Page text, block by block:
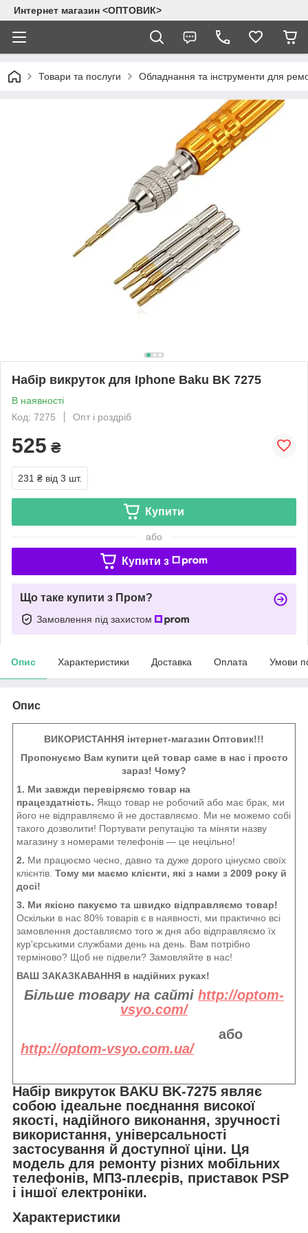
Интернет магазин <ОПТОВИК>
Товари та послуги Обладнання та інструменти для
Набір викруток для Iphone Baku BK 7275
В наявності
Код: 7275
Опт і роздріб
525 ₴
231 ₴ від 3 шт.
Купити
або
Купити з
Що таке купити з Пром?
Замовлення під захистом
Опис Характеристики Доставка Оплата Умови
Опис
ВИКОРИСТАННЯ інтернет-магазин Оптовик!!!
Пропонуємо Вам купити цей товар саме в нас і просто
зараз! Чому?
1. Ми завжди перевіряємо товар на
працездатність. Якщо товар не робочий або має брак, ми
його не відправляємо й не доставляємо. Ми не можемо собі
такого дозволити! Портувати репутацію та міняти назву
магазину з номерами телефонів — це нецільно!
2. Ми працюємо чесно, давно та дуже дорого цінуємо своїх
клієнтів. Тому ми маємо клієнти, які з нами з 2009 року й
досі!
3. Ми якісно пакуємо та швидко відправляємо товар!
Оскільки в нас 80% товарів є в наявності, ми практично всі
замовлення доставляємо того ж дня або відправляємо їх
кур'єрськими службами день на день. Вам потрібно
терміново? Щоб не підвели? Замовляйте в нас!
ВАШ ЗАКАЗКАВАННЯ в надійних руках!
Більше товару на сайті http://optom-
vsyo.com/
або
http://optom-vsyo.com.ua/
Набір викруток BAKU BK-7275 являє
собою ідеальне поєднання високої
якості, надійного виконання, зручності
використання, універсальності
застосування й доступної ціни. Ця
модель для ремонту різних мобільних
телефонів, МП3-плеєрів, приставок PSP
і іншої електроніки.
Характеристики